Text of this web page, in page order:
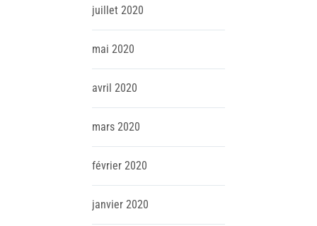
juillet 2020
mai 2020
avril 2020
mars 2020
février 2020
janvier 2020